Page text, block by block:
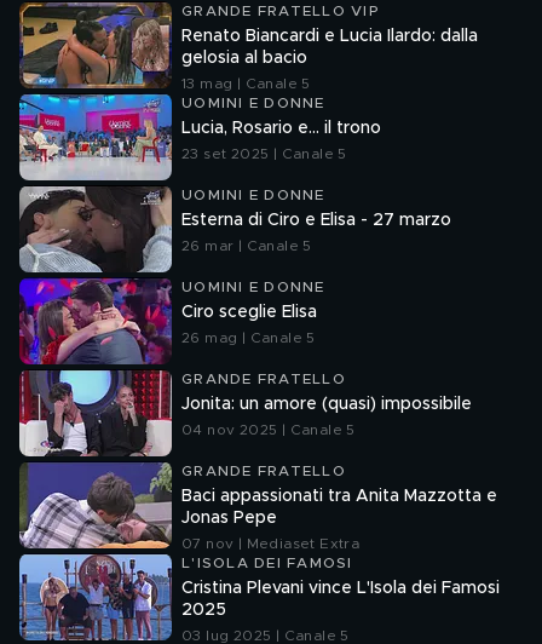
GRANDE FRATELLO VIP
Renato Biancardi e Lucia Ilardo: dalla
gelosia al bacio
13 mag | Canale 5
UOMINI E DONNE
Lucia, Rosario e... il trono
23 set 2025 | Canale 5
UOMINI E DONNE
Esterna di Ciro e Elisa - 27 marzo
26 mar | Canale 5
UOMINI E DONNE
Ciro sceglie Elisa
26 mag | Canale 5
GRANDE FRATELLO
Jonita: un amore (quasi) impossibile
04 nov 2025 | Canale 5
GRANDE FRATELLO
Baci appassionati tra Anita Mazzotta e
Jonas Pepe
07 nov | Mediaset Extra
L'ISOLA DEI FAMOSI
Cristina Plevani vince L'Isola dei Famosi
2025
03 lug 2025 | Canale 5